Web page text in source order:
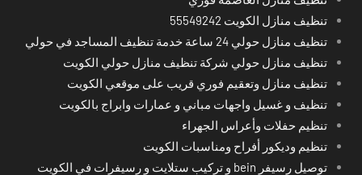
تنظيف منازل الكويت 55549242
تنظيف منازل حولي 24 ساعة خدمة تنظيف المساجد في حولي
تنظيف منازل حولي شركة تنظيف منازل حولي الكويت
تنظيف منازل وتعقيم فوري قريب على موقعي الكويت
تنظيف و غسيل واجهات مباني و عمارات وابراج بالكويت
تنظيم حفلات وأعراس الجهراء
تنظيم وديكور أفراح ومناسبات الكويت
توصيل رسيفر bein و تركيب ستلايت و رسيفرات في الكويت